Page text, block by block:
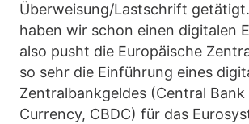
Überweisung/Lastschrift
haben wir schon einen digitalen
also pusht die Europäische
so sehr die Einführung eines
Zentralbankgeldes (Central Bank
Currency, CBDC) für das